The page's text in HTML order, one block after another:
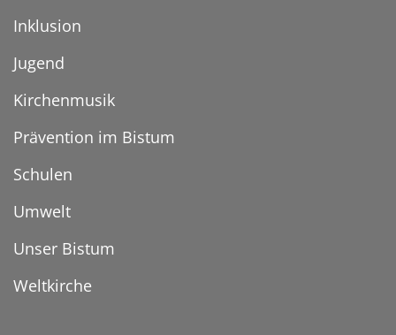
Inklusion
Jugend
Kirchenmusik
Prävention im Bistum
Schulen
Umwelt
Unser Bistum
Weltkirche